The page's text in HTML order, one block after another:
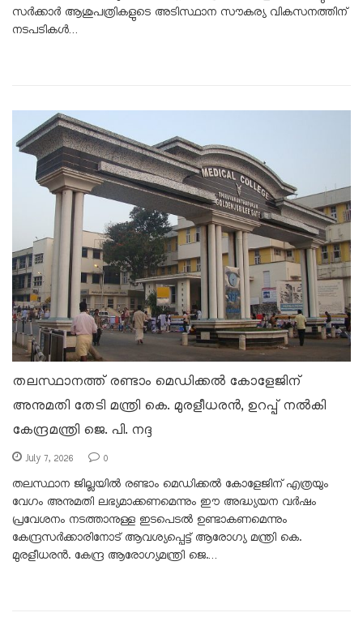
സർക്കാർ ആശുപത്രികളുടെ അടിസ്ഥാന സൗകര്യ വികസനത്തിന്
നടപടികൾ…
തലസ്ഥാനത്ത് രണ്ടാം മെഡിക്കൽ കോളേജിന്
അനുമതി തേടി മന്ത്രി കെ. മുരളീധരൻ, ഉറപ്പ് നൽകി
കേന്ദ്രമന്ത്രി ജെ. പി. നദ്ദ
July 7, 2026 0
തലസ്ഥാന ജില്ലയിൽ രണ്ടാം മെഡിക്കൽ കോളേജിന് എത്രയും
വേഗം അനുമതി ലഭ്യമാക്കണമെന്നും ഈ അദ്ധ്യയന വർഷം
പ്രവേശനം നടത്താനുള്ള ഇടപെടൽ ഉണ്ടാകണമെന്നും
കേന്ദ്രസർക്കാരിനോട് ആവശ്യപ്പെട്ട് ആരോഗ്യ മന്ത്രി കെ.
മുരളീധരൻ. കേന്ദ്ര ആരോഗ്യമന്ത്രി ജെ.…